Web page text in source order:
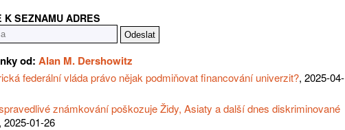
K SEZNAMU ADRES
od: Alan M. Dershowitz
federální vláda právo nějak podmiňovat financování univerzit?, 2025-04-
známkování poškozuje Židy, Asiaty a další dnes diskriminované
, 2025-01-26